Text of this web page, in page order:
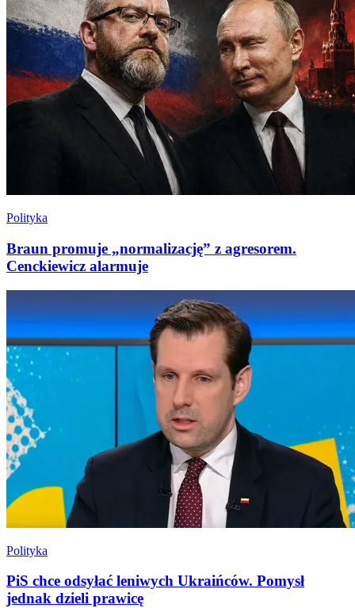
Polityka
Braun promuje „normalizację” z agresorem.
Cenckiewicz alarmuje
Polityka
PiS chce odsyłać leniwych Ukraińców. Pomysł
jednak dzieli prawicę